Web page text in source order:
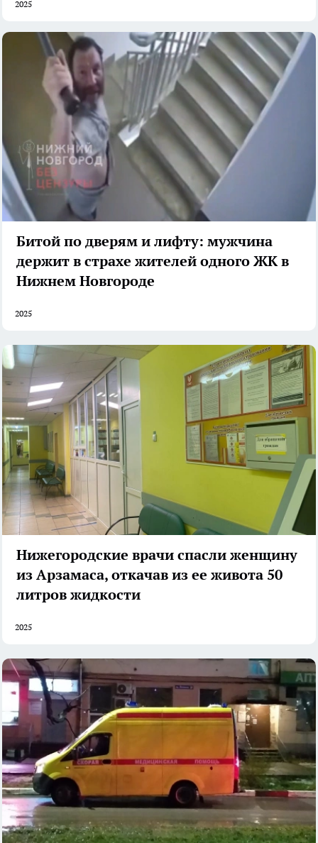
2025
Битой по дверям и лифту: мужчина
держит в страхе жителей одного ЖК в
Нижнем Новгороде
2025
Нижегородские врачи спасли женщину
из Арзамаса, откачав из ее живота 50
литров жидкости
2025